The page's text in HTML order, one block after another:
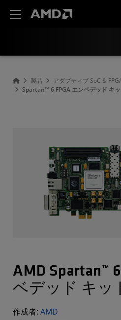
製品 アダプティブ SoC &
Spartan™ 6 FPGA エンベデッド キッ
AMD Spartan™
ベデッド キッ
作成者: AMD